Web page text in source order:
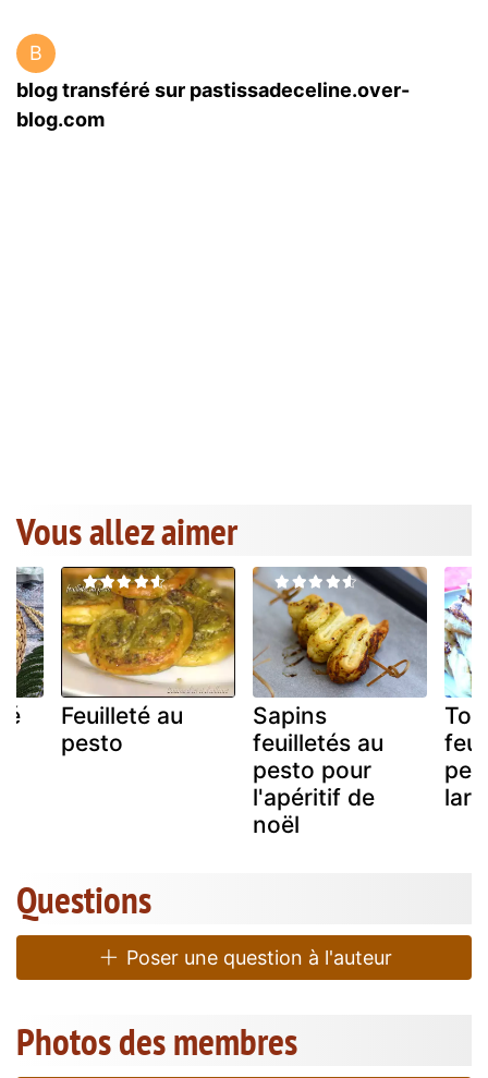
B
blog transféré sur pastissadeceline.over-
blog.com
Vous allez aimer
Feuilleté au
pesto
Sapins
feuilletés au
pesto pour
l'apéritif de
noël
Questions
Poser une question à l'auteur
Photos des membres